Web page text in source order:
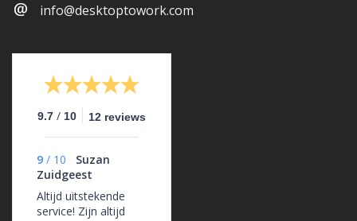
info@desktoptowork.com
9.7 / 10 12 reviews
9 / 10
Suzan
Zuidgeest
Altijd uitstekende
service! Zijn altijd